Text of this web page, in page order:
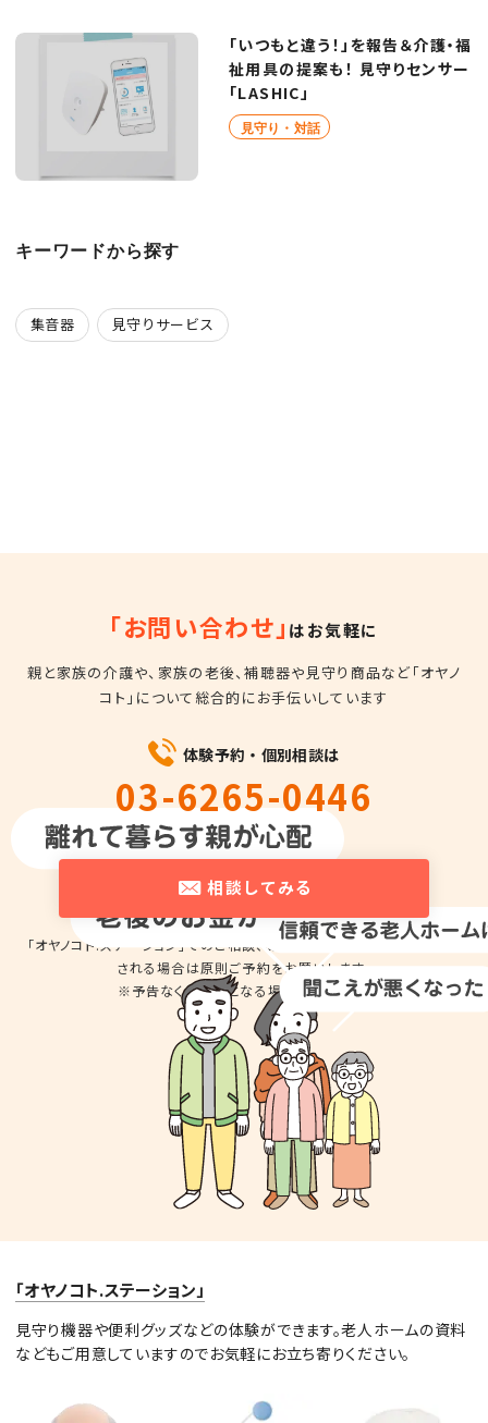
「いつもと違う！」を報告＆介護・福
祉用具の提案も！ 見守りセンサー
「LASHIC」
見守り・対話
キーワードから探す
集音器 見守りサービス
「お問い合わせ」 はお気軽に
親と家族の介護や、家族の老後、補聴器や見守り商品など「オヤノ
コト」について総合的にお手伝いしています
体験予約・個別相談は
03-6265-0446
平日10時～18時
相談してみる
「オヤノコト.ステーション」でのご相談、商品のお試しのため来店を希望
される場合は原則ご予約をお願いします。
※予告なくお休みとなる場合があります。
「オヤノコト.ステーション」
見守り機器や便利グッズなどの体験ができます。老人ホームの資料
などもご用意していますのでお気軽にお立ち寄りください。